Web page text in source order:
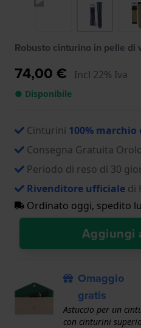
Robusto cinturino in pelle di
74,00 € Incl 22% Iva
● Disponibile
Cinturini 100%
Consegna Gratuita
Periodo di reso di 30
Rivenditore ufficiale di
Ordinato oggi, spedito
Aggiungi
Omaggio
gratis
Astuccio per un
con cinturini